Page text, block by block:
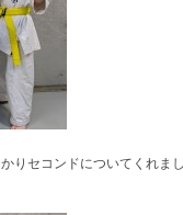
りセコンドについてくれま